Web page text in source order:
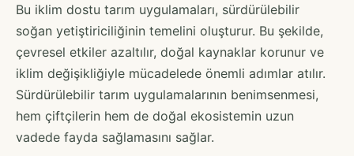
Bu iklim dostu tarım uygulamaları, sürdürülebilir
soğan yetiştiriciliğinin temelini oluşturur. Bu şekilde,
çevresel etkiler azaltılır, doğal kaynaklar korunur ve
iklim değişikliğiyle mücadelede önemli adımlar atılır.
Sürdürülebilir tarım uygulamalarının benimsenmesi,
hem çiftçilerin hem de doğal ekosistemin uzun
vadede fayda sağlamasını sağlar.